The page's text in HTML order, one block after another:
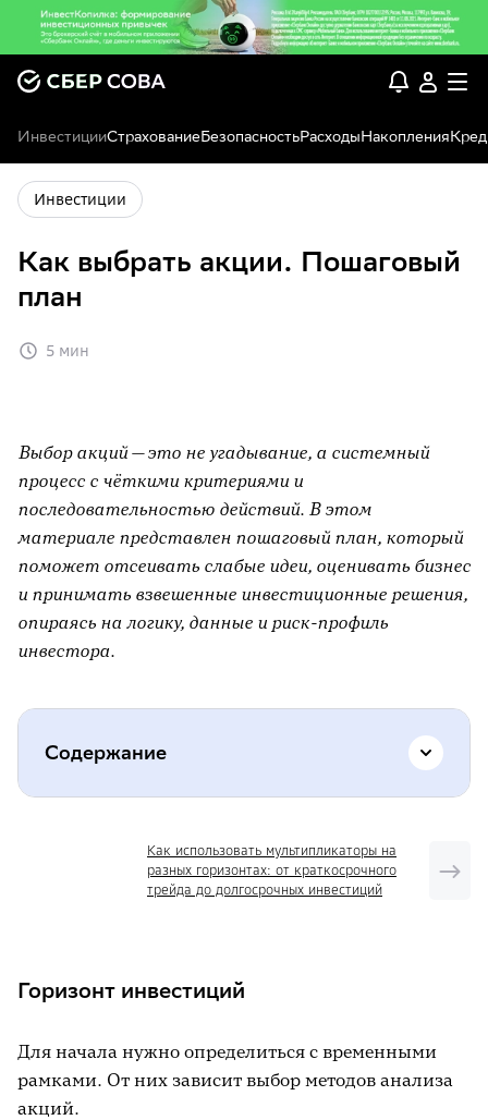
ИнвестицииСтрахованиеБезопасностьРасходыНакопления
Инвестиции
Как выбрать акции. Пошаговый
план
5 мин
Выбор акций — это не угадывание, а системный
процесс с чёткими критериями и
последовательностью действий. В этом
материале представлен пошаговый план, который
поможет отсеивать слабые идеи, оценивать бизнес
и принимать взвешенные инвестиционные решения,
опираясь на логику, данные и риск-профиль
инвестора.
Содержание
Экспресс-оценка
Драйверы и риски
Дивидендный фактор
Катализаторы
Как использовать мультипликаторы на
разных горизонтах: от краткосрочного
трейда до долгосрочных инвестиций
Горизонт инвестиций
Для начала нужно определиться с временными
рамками. От них зависит выбор методов анализа
акций.